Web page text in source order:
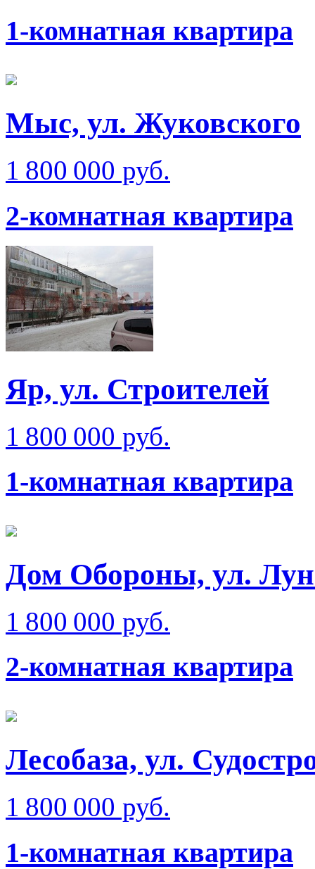
1-комнатная квартира
Мыс, ул. Жуковского
1 800 000 руб.
2-комнатная квартира
Яр, ул. Строителей
1 800 000 руб.
1-комнатная квартира
Дом Обороны, ул.
1 800 000 руб.
2-комнатная квартира
Лесобаза, ул.
1 800 000 руб.
1-комнатная квартира